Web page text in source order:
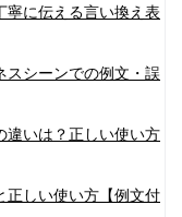
寧に伝える言い換え表
スシーンでの例文・誤
違いは？正しい使い方
正しい使い方【例文付